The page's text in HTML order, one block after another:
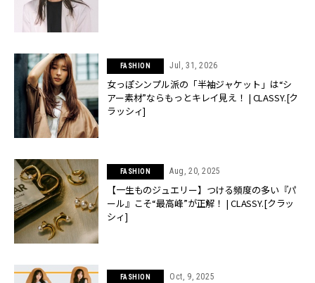
FASHION Jul, 31, 2026
女っぽシンプル派の「半袖ジャケット」は“シ
アー素材”ならもっとキレイ見え！ | CLASSY.[ク
ラッシィ]
FASHION Aug, 20, 2025
【一生ものジュエリー】つける頻度の多い『パ
ール』こそ“最高峰”が正解！ | CLASSY.[クラッ
シィ]
FASHION Oct, 9, 2025